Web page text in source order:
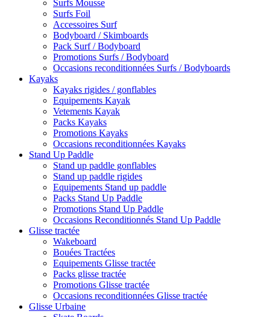
Surfs Mousse
Surfs Foil
Accessoires Surf
Bodyboard / Skimboards
Pack Surf / Bodyboard
Promotions Surfs / Bodyboard
Occasions reconditionnées Surfs / Bodyboards
Kayaks
Kayaks rigides / gonflables
Equipements Kayak
Vetements Kayak
Packs Kayaks
Promotions Kayaks
Occasions reconditionnées Kayaks
Stand Up Paddle
Stand up paddle gonflables
Stand up paddle rigides
Equipements Stand up paddle
Packs Stand Up Paddle
Promotions Stand Up Paddle
Occasions Reconditionnés Stand Up Paddle
Glisse tractée
Wakeboard
Bouées Tractées
Equipements Glisse tractée
Packs glisse tractée
Promotions Glisse tractée
Occasions reconditionnées Glisse tractée
Glisse Urbaine